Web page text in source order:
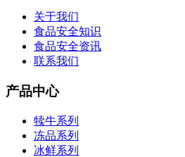
关于我们
食品安全知识
食品安全资讯
联系我们
产品中心
犊牛系列
冻品系列
冰鲜系列